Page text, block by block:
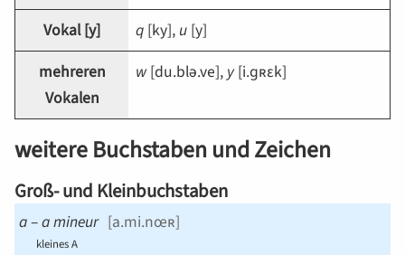
Vokal [y] q [ky], u [y]
mehreren
Vokalen
w[du.blə.ve], y[i.ɡʀɛk]
weitere Buchstaben und Zeichen
Groß- und Kleinbuchstaben
a–a mineur [a.mi.nœʀ]
kleines A